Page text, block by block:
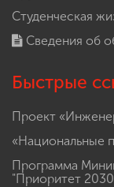
Студенческая
Сведения об
Быстрые
Проект
«Национальные
Программа
"Приоритет